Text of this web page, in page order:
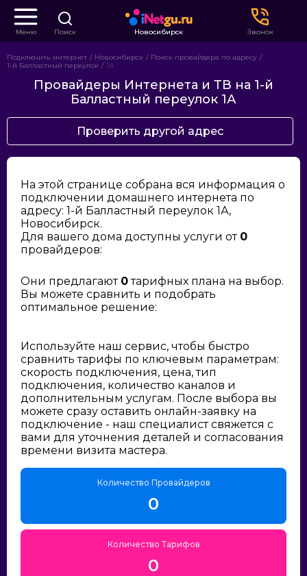
Меню Поиск Новосибирск Звонок
Подключить интернет Новосибирск
Поиск провайдера по адресу
1-й Балластный переулок
1А
Провайдеры Интернета и ТВ на 1-й
Балластный переулок 1А
Проверить другой адрес
На этой странице собрана вся информация о
подключении домашнего интернета по
адресу: 1-й Балластный переулок 1А,
Новосибирск.
Для вашего дома доступны услуги от 0
провайдеров:
Они предлагают 0тарифных плана на выбор.
Вы можете сравнить и подобрать
оптимальное решение:
Используйте наш сервис, чтобы быстро
сравнить тарифы по ключевым параметрам:
скорость подключения, цена, тип
подключения, количество каналов и
дополнительным услугам. После выбора вы
можете сразу оставить онлайн-заявку на
подключение - наш специалист свяжется с
вами для уточнения деталей и согласования
времени визита мастера.
Количество Провайдеров
0
Количество Тарифов
0